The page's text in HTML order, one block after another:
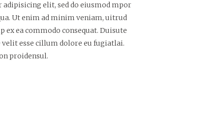
elit, sed do eiusmod mpor
Ut enim ad minim veniam, uitrud
ea commodo consequat. Duisute
esse cillum dolore eu fugiatlai.
proidensul.